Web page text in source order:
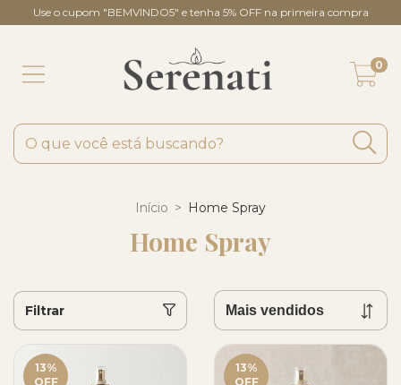
Use o cupom "BEMVINDO5" e tenha 5% OFF na primeira compra
0
Início > Home Spray
Home Spray
Filtrar
13%
OFF
13%
OFF